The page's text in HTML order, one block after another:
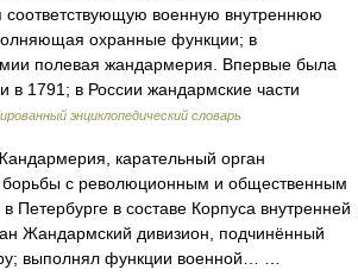
военную внутреннюю
охранные функции; в
полевая жандармерия. Впервые была
в 1791; в России жандармские части
энциклопедический словарь
карательный орган
с революционным и общественным
Петербурге в составе Корпуса внутренней
Жандармский дивизион, подчинённый
выполнял функции военной… …